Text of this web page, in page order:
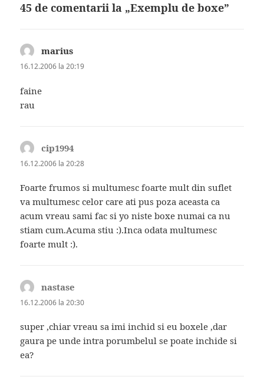
45 de comentarii la „Exemplu de boxe”
marius
16.12.2006 la 20:19
faine
rau
cip1994
16.12.2006 la 20:28
Foarte frumos si multumesc foarte mult din suflet
va multumesc celor care ati pus poza aceasta ca
acum vreau sami fac si yo niste boxe numai ca nu
stiam cum.Acuma stiu :).Inca odata multumesc
foarte mult :).
nastase
16.12.2006 la 20:30
super ,chiar vreau sa imi inchid si eu boxele ,dar
gaura pe unde intra porumbelul se poate inchide si
ea?